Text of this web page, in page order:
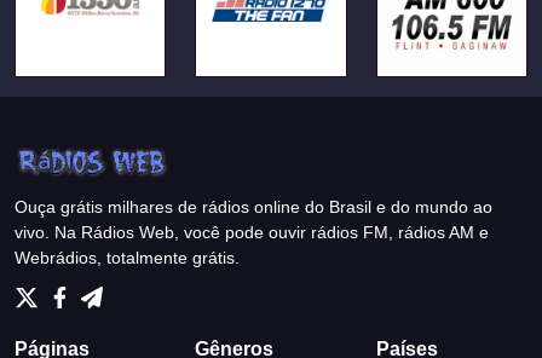
Ouça grátis milhares de rádios online do Brasil e do mundo ao
vivo. Na Rádios Web, você pode ouvir rádios FM, rádios AM e
Webrádios, totalmente grátis.
Páginas Gêneros Países